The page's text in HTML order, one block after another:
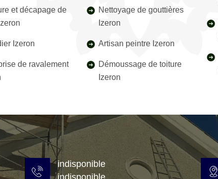
et décapage de
Izeron
de ravalement
Nettoyage de gouttières
Izeron
Artisan peintre Izeron
Démoussage de toiture
Izeron
indisponible